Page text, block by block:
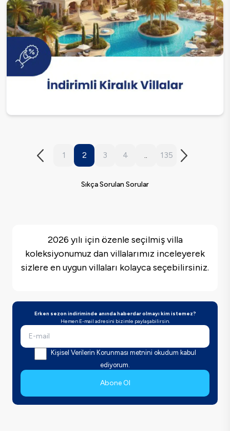
1 2 3 4 .. 135
Sıkça Sorulan Sorular
2026 yılı için özenle seçilmiş villa
koleksiyonumuz dan villalarımız inceleyerek
sizlere en uygun villaları kolayca seçebilirsiniz.
Erken sezon indiriminde anında haberdar olmayı kim istemez?
Hemen E-mail adresini bizimle paylaşabilirsin.
Kişisel Verilerin Korunması metnini okudum kabul
ediyorum.
Abone Ol